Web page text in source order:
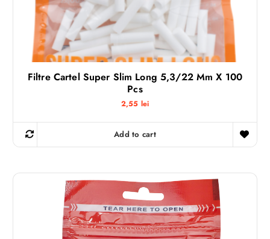
Filtre Cartel Super Slim Long 5,3/22 Mm X 100
Pcs
2,55 lei
Add to cart